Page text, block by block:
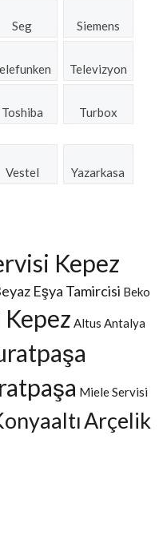
Seg Siemens
Televizyon
Toshiba Turbox
Vestel Yazarkasa
Kepez
Eşya Tamircisi Beko
Altus Antalya
Miele Servisi
Arçelik